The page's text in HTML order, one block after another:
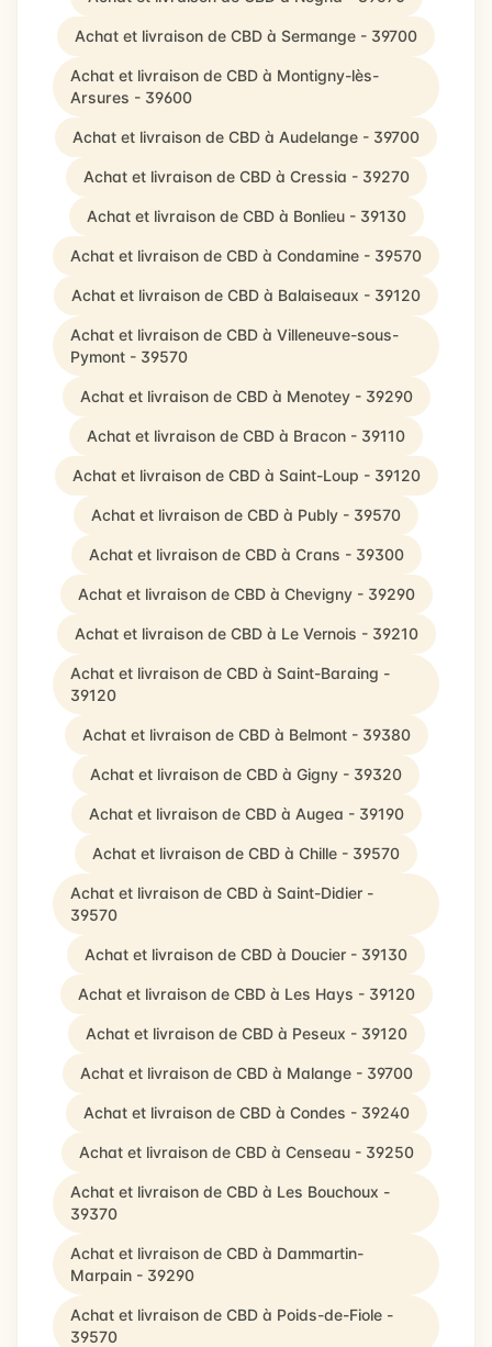
Achat et livraison de CBD à Sermange - 39700
Achat et livraison de CBD à Montigny-lès-
Arsures - 39600
Achat et livraison de CBD à Audelange - 39700
Achat et livraison de CBD à Cressia - 39270
Achat et livraison de CBD à Bonlieu - 39130
Achat et livraison de CBD à Condamine - 39570
Achat et livraison de CBD à Balaiseaux - 39120
Achat et livraison de CBD à Villeneuve-sous-
Pymont - 39570
Achat et livraison de CBD à Menotey - 39290
Achat et livraison de CBD à Bracon - 39110
Achat et livraison de CBD à Saint-Loup - 39120
Achat et livraison de CBD à Publy - 39570
Achat et livraison de CBD à Crans - 39300
Achat et livraison de CBD à Chevigny - 39290
Achat et livraison de CBD à Le Vernois - 39210
Achat et livraison de CBD à Saint-Baraing -
39120
Achat et livraison de CBD à Belmont - 39380
Achat et livraison de CBD à Gigny - 39320
Achat et livraison de CBD à Augea - 39190
Achat et livraison de CBD à Chille - 39570
Achat et livraison de CBD à Saint-Didier -
39570
Achat et livraison de CBD à Doucier - 39130
Achat et livraison de CBD à Les Hays - 39120
Achat et livraison de CBD à Peseux - 39120
Achat et livraison de CBD à Malange - 39700
Achat et livraison de CBD à Condes - 39240
Achat et livraison de CBD à Censeau - 39250
Achat et livraison de CBD à Les Bouchoux -
39370
Achat et livraison de CBD à Dammartin-
Marpain - 39290
Achat et livraison de CBD à Poids-de-Fiole -
39570